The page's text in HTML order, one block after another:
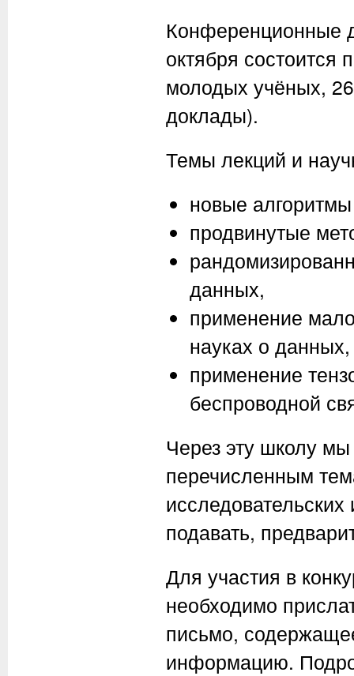
Конференционные
октября состоится
молодых учёных,
доклады).
Темы лекций и
новые
продвинутые
данных,
применение
науках о данных,
применение
беспроводной
Через эту школу
перечисленным
подавать,
Для участия в
необходимо
письмо,
информацию.